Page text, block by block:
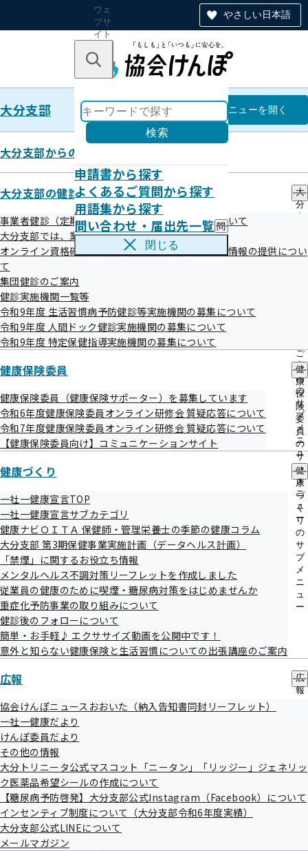
やさしい日本語
ウェ
ブサ
イト
のナ
ン
キーワードで探す
検索
申請書から探す
よくあるご質問から探す
用語集から探す
問い合わせ・届出先一覧 問
い
出
先
覧
メ
ニ
ュ
ー
閉じる
大分支部 大分支部
メニューを開く
大分支部からのお知らせ
大分支部の健診・保健指導のご案内
大
分
健
ご
案
内
の
サ
ブ
メ
ニ
ュ
ー
事業者健診（定期健康診断）データの提供方法について
大分支部では、業務の一部を外部委託しています
オンライン資格確認等システムによる特定健康診査情報の提供につい
て
集団健診のご案内
健診実施機関一覧等
令和9年度 生活習慣病予防健診等実施機関の募集について
令和9年度 人間ドック健診実施機関の募集について
令和9年度 特定保健指導実施機関の募集について
健康保険委員
健
康
保
険
委
員
の
サ
ブ
メ
ニ
ュ
ー
健康保険委員（健康保険サポーター）を募集しています
令和6年度健康保険委員オンライン研修会 質疑応答について
令和7年度健康保険委員オンライン研修会 質疑応答について
【健康保険委員向け】コミュニケーションサイト
健康づくり
健
康
づ
く
り
の
サ
ブ
メ
ニ
ュ
ー
一社一健康宣言TOP
一社一健康宣言サブカテゴリ
健康ナビＯＩＴＡ 保健師・管理栄養士の季節の健康コラム
大分支部 第3期保健事業実施計画（データヘルス計画）
「禁煙」に関するお役立ち情報
メンタルヘルス不調対策リーフレットを作成しました
従業員の健康のために喫煙・糖尿病対策をはじめませんか
重症化予防事業の取り組みについて
健診後のフォローについて
簡単・お手軽♪ エクササイズ動画を公開中です！
意外と知らない健康保険と生活習慣についての出張講座のご案内
広報
広
報
ュ
協会けんぽニュースおおいた（納入告知書同封リーフレット）
一社一健康だより
けんぽ委員だより
その他の情報
大分トリニータ公式マスコット「ニータン」「リッジー」ジェネリッ
ク医薬品希望シールの作成について
【糖尿病予防啓発】大分支部公式Instagram（Facebook）について
インセンティブ制度について（大分支部令和6年度実績）
大分支部公式LINEについて
メールマガジン
令和8年1月 ≪睡眠対策法につい
て≫
令和08年01月16日
睡眠はしっかりとれていらっしゃいますか？「休養」の中で
も睡眠をしっかりとって体を休めることはとても大切な要素
です。良い睡眠とはぐっすり眠れたという睡眠休養感と実際
の睡眠時間です。成人では6時間以上の確保が推奨されてい
ます。
眠れていないと、眠気やだるさで集中力や判断力が欠け、ケ
アレスミスにつながったりすることがあるかもしれません。
今回は良い睡眠をとる秘訣を紹介させていただきます。
1. よく眠れるように睡眠時の環境を整えま
しょう